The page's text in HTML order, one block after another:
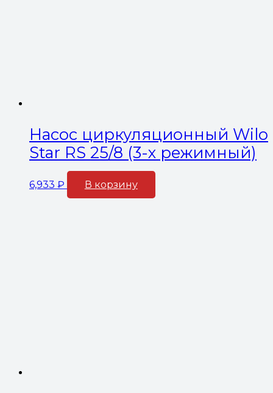
Насос циркуляционный Wilo
Star RS 25/8 (3-х режимный)
6,933 ₽ В корзину